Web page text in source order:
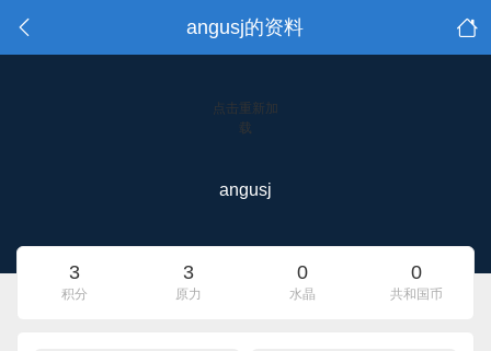
angusj的资料
点击重新加
载
angusj
3
积分
3
原力
0
水晶
0
共和国币